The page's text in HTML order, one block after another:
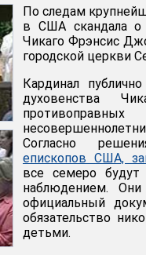
По следам
в США скандала о
Чикаго Фрэнсис
городской церкви
Кардинал
духовенства
Согласно
епископов США,
все семеро будут
наблюдением.
официальный
обязательство
детьми.